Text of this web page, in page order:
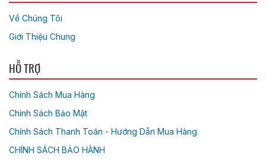
Về Chúng Tôi
Giới Thiệu Chung
HỖ TRỢ
Chính Sách Mua Hàng
Chính Sách Bảo Mật
Chính Sách Thanh Toán - Hướng Dẫn Mua Hàng
CHÍNH SÁCH BẢO HÀNH